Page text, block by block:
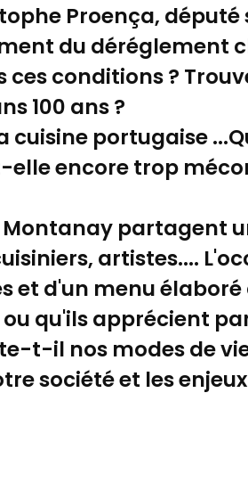
Proença,
du déréglement
conditions ?
100 ans ?
portugaise
elle encore trop
partagent
artistes....
d'un menu
qu'ils apprécient
t-il nos modes de
société et les